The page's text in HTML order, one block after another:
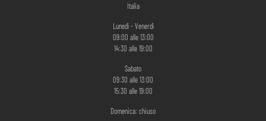
Italia
Lunedì - Venerdì
09:00 alle 13:00
14:30 alle 19:00
Sabato
09:30 alle 13:00
15:30 alle 19:00
Domenica: chiuso